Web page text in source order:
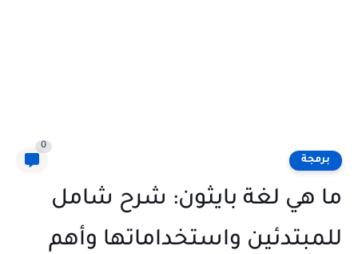
برمجة
0
ما هي لغة بايثون: شرح شامل
للمبتدئين واستخداماتها وأهم